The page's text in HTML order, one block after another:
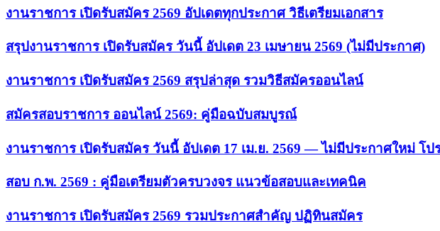
งานราชการ เปิดรับสมัคร 2569 อัปเดตทุกประกาศ วิธีเตรียมเอกสาร
สรุปงานราชการ เปิดรับสมัคร วันนี้ อัปเดต 23 เมษายน 2569 (ไม่มีประกาศ)
งานราชการ เปิดรับสมัคร 2569 สรุปล่าสุด รวมวิธีสมัครออนไลน์
สมัครสอบราชการ ออนไลน์ 2569: คู่มือฉบับสมบูรณ์
งานราชการ เปิดรับสมัคร วันนี้ อัปเดต 17 เม.ย. 2569 — ไม่มีประกาศใหม่ โ
สอบ ก.พ. 2569 : คู่มือเตรียมตัวครบวงจร แนวข้อสอบและเทคนิค
งานราชการ เปิดรับสมัคร 2569 รวมประกาศสำคัญ ปฏิทินสมัคร